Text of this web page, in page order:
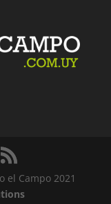
el Campo 2021